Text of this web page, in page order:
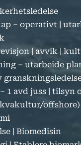
– operativt |
| avvik |
– utarbeide
1 avd juss | tilsyn
offshore)
| Biomedisin